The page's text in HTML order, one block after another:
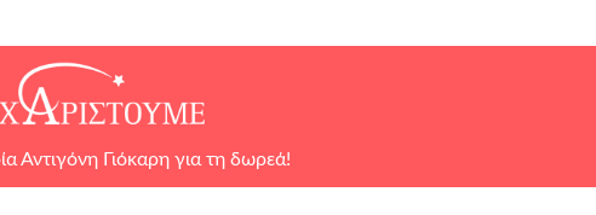
Αντιγόνη Γιόκαρη για τη δωρεά!